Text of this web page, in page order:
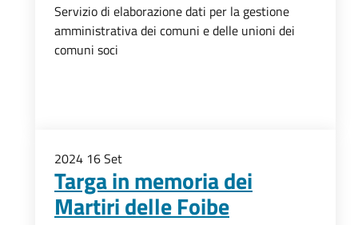
Servizio di elaborazione dati per la gestione
amministrativa dei comuni e delle unioni dei
comuni soci
2024 16Set
Targa in memoria dei
Martiri delle Foibe